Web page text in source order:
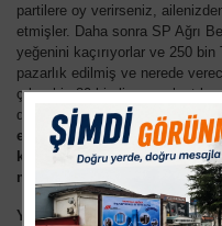
partilere oy verirseniz,
etmişler. Daha sonra SP Ağrı
yeğenini kaçırıyorlar ve 250
pazarlık edilmiş ve nerede
çıkıp biz 80 bin liraya anlaştık,
demişler. Vali,"çözüm süreci
edemeyiz ". Adam "o zaman
kaçıracağız, köyde ahıra
müdahale ederiz, çünkü
Yani çözüm süreci böylesine